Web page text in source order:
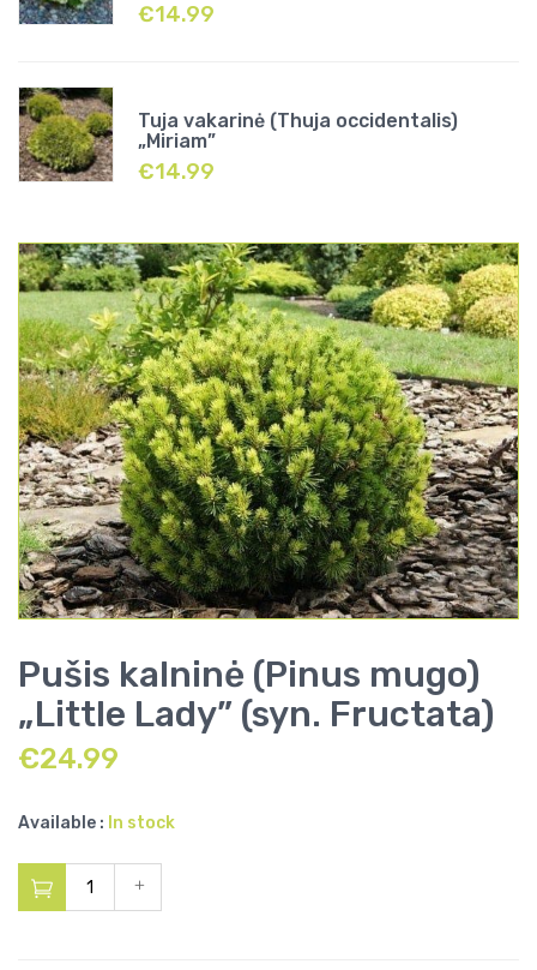
€14.99
Tuja vakarinė (Thuja occidentalis)
„Miriam”
€14.99
Pušis kalninė (Pinus mugo)
„Little Lady” (syn. Fructata)
€24.99
Available : In stock